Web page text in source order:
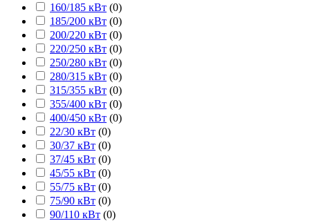
160/185 кВт (0)
185/200 кВт (0)
200/220 кВт (0)
220/250 кВт (0)
250/280 кВт (0)
280/315 кВт (0)
315/355 кВт (0)
355/400 кВт (0)
400/450 кВт (0)
22/30 кВт (0)
30/37 кВт (0)
37/45 кВт (0)
45/55 кВт (0)
55/75 кВт (0)
75/90 кВт (0)
90/110 кВт (0)